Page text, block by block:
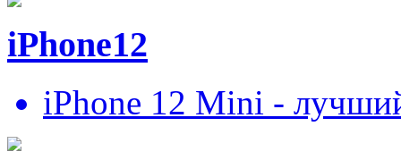
iPhone12
iPhone 12 Mini -